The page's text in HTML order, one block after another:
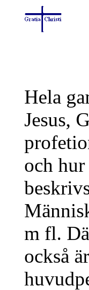
Hela
Jesus,
och
m fl.
också